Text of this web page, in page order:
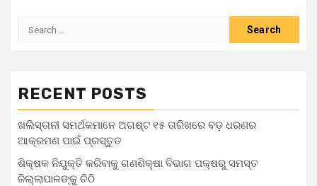
RECENT POSTS
ଖଲିସ୍ତାନୀ ସମର୍ଥକମାନେ ଅଗଷ୍ଟ ୧୫ ତାରିଖରେ ବଡ଼ ଧରଣର
ଆକ୍ରମଣ ପାଇଁ ପ୍ରସ୍ତୁତ
ଶିକ୍ଷକ ନିଯୁକ୍ତି କରିବାକୁ ଗଣଶିକ୍ଷା ବିଭାଗ ପକ୍ଷରୁ ସମସ୍ତ
ଜିଲ୍ଲାପାଳଙ୍କୁ ଚିଠି